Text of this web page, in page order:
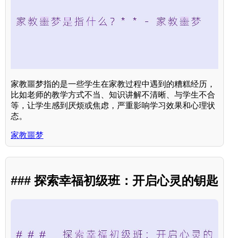
家教噩梦指的是一些学生在家教过程中遇到的糟糕经历，
比如老师的教学方式不当、知识讲解不清晰、与学生不合
等，让学生感到厌烦或焦虑，严重影响学习效果和心理状
态。
家教噩梦
### 探索幸福初级班：开启心灵的钥匙